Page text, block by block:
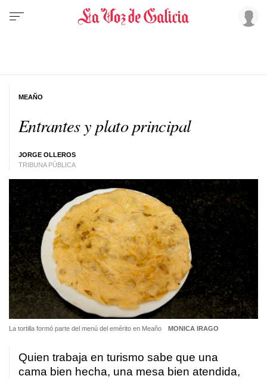
Entrantes y plato principal
JORGE OLLEROS
TRIBUNA PÚBLICA
MEAÑO
La tortilla formó parte del menú del emérito en Meaño MONICA IRAGO
Quien trabaja en turismo sabe que una
cama bien hecha, una mesa bien atendida,